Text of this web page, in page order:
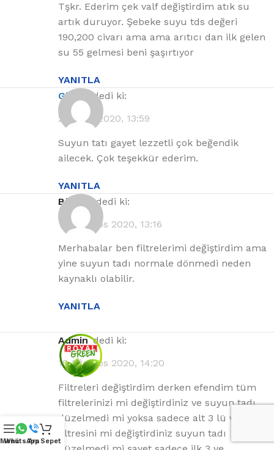
Tşkr. Ederim çek valf değiştirdim atık su
artık duruyor. Şebeke suyu tds değeri
190,200 civarı ama ama arıtıcı dan ilk gelen
su 55 gelmesi beni şaşırtıyor
YANITLA
gizem
dedi ki:
23 Eylül 2020, 13:59
Suyun tatı gayet lezzetli çok beğendik
ailecek. Çok teşekkür ederim.
YANITLA
Bülent
dedi ki:
16 Ağustos 2020, 13:16
Merhabalar ben filtrelerimi değiştirdim ama
yine suyun tadı normale dönmedi neden
kaynaklı olabilir.
YANITLA
admin dedi ki:
18 Ağustos 2020, 14:20
Filtreleri değiştirdim derken efendim tüm
filtrelerinizi mi değiştirdiniz ve suyun tadı
düzelmedi mi yoksa sadece alt 3 lü ve tat
filtresini mi değiştirdiniz suyun tadı
Menü
WhatsApp
AraSepet